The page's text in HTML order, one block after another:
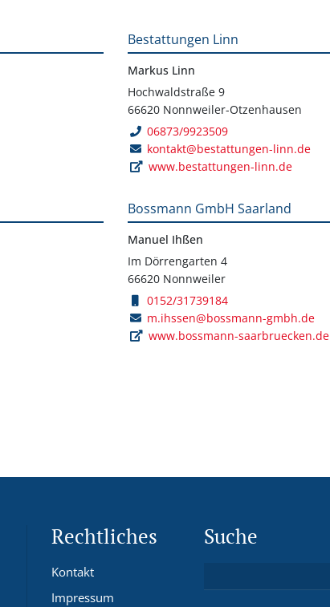
Bestattungen Linn
Markus Linn
Hochwaldstraße 9
66620 Nonnweiler-Otzenhausen
06873/9923509
kontakt@bestattungen-linn.de
www.bestattungen-linn.de
Bossmann GmbH Saarland
Manuel Ihßen
Im Dörrengarten 4
66620 Nonnweiler
0152/31739184
m.ihssen@bossmann-gmbh.de
www.bossmann-saarbruecken.de
Rechtliches
Kontakt
Impressum
Suche